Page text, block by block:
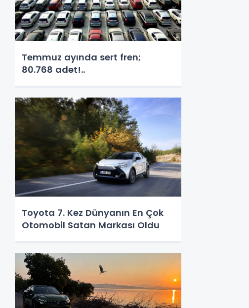
Temmuz ayında sert fren;
80.768 adet!..
Toyota 7. Kez Dünyanın En Çok
Otomobil Satan Markası Oldu